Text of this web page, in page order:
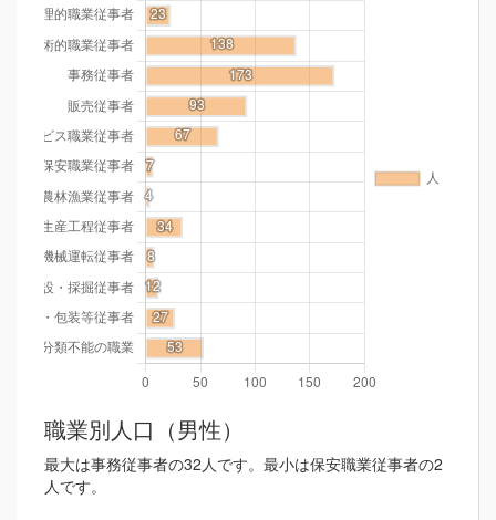
職業別人口（男性）
最大は事務従事者の32人です。最小は保安職業従事者の2
人です。